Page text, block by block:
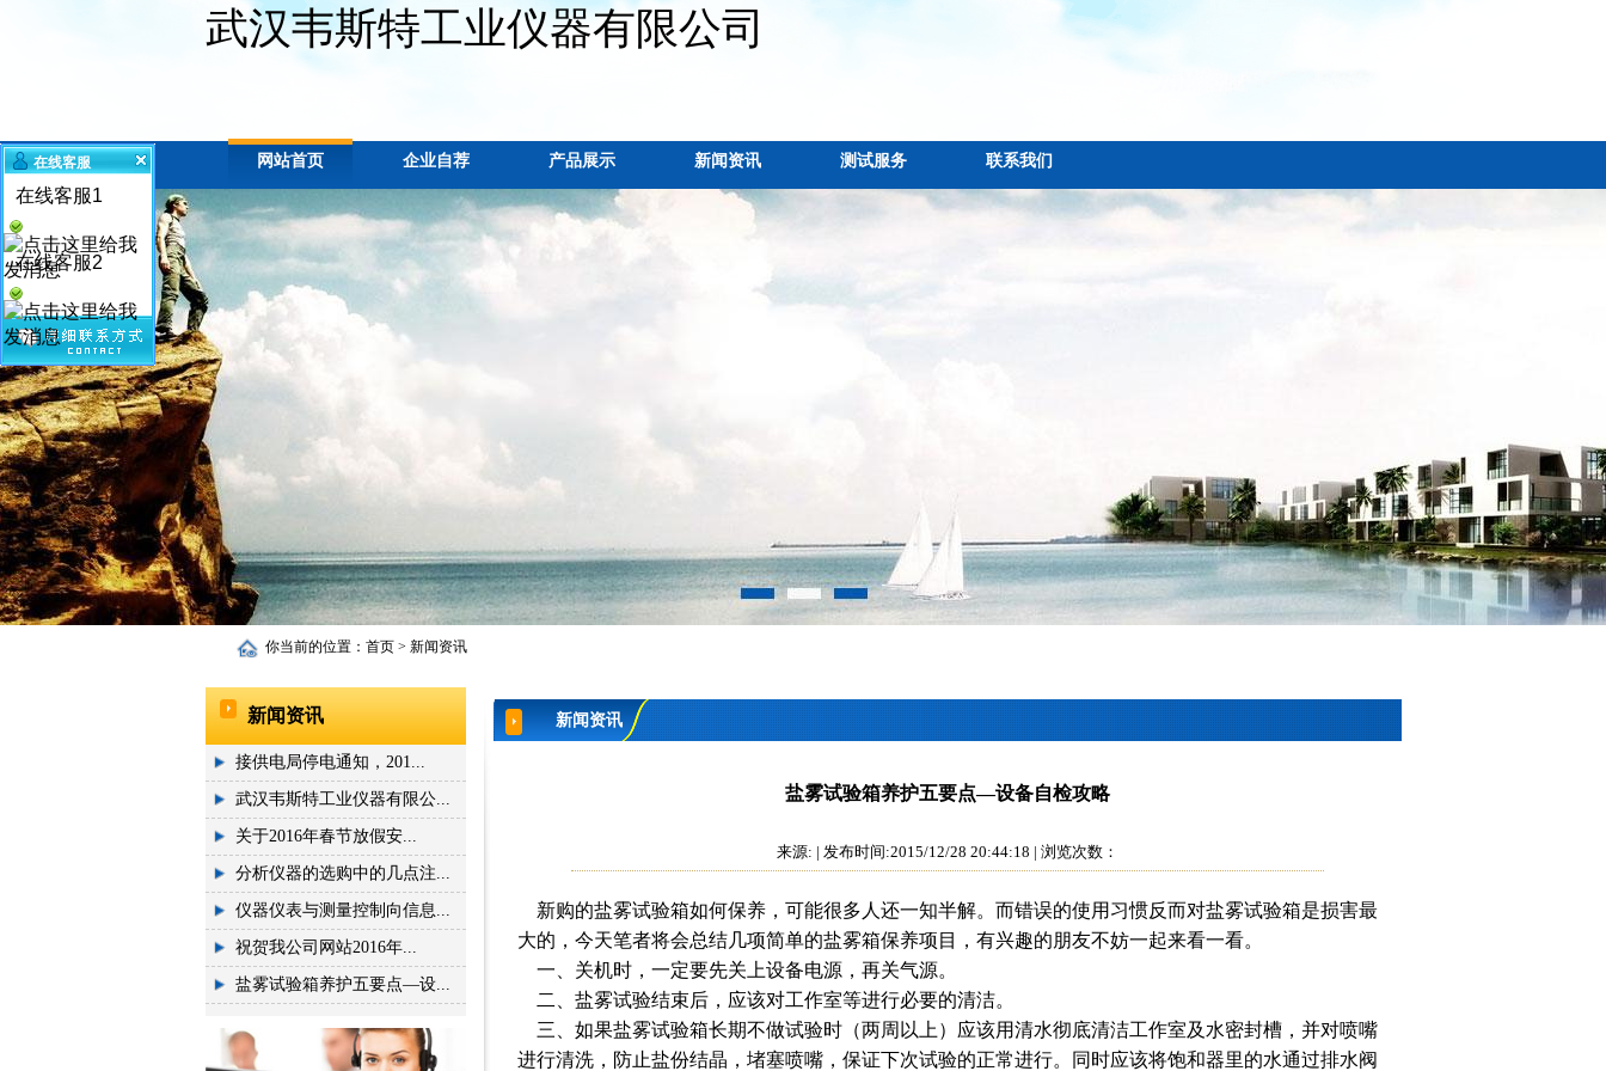
武汉韦斯特工业仪器有限公司
网站首页 企业自荐 产品展示 新闻资讯 测试服务 联系我们
你当前的位置： 首页 > 新闻资讯
新闻资讯
接供电局停电通知，201...
武汉韦斯特工业仪器有限公...
关于2016年春节放假安...
分析仪器的选购中的几点注...
仪器仪表与测量控制向信息...
祝贺我公司网站2016年...
盐雾试验箱养护五要点—设...
新闻资讯
盐雾试验箱养护五要点—设备自检攻略
来源: | 发布时间:2015/12/28 20:44:18 | 浏览次数：
新购的盐雾试验箱如何保养，可能很多人还一知半解。而错误的使用习惯反而对盐雾试验箱是损害最
大的，今天笔者将会总结几项简单的盐雾箱保养项目，有兴趣的朋友不妨一起来看一看。
一、关机时，一定要先关上设备电源，再关气源。
二、盐雾试验结束后，应该对工作室等进行必要的清洁。
三、如果盐雾试验箱长期不做试验时（两周以上）应该用清水彻底清洁工作室及水密封槽，并对喷嘴
进行清洗，防止盐份结晶，堵塞喷嘴，保证下次试验的正常进行。同时应该将饱和器里的水通过排水阀
在线客服
在线客服1
在线客服2